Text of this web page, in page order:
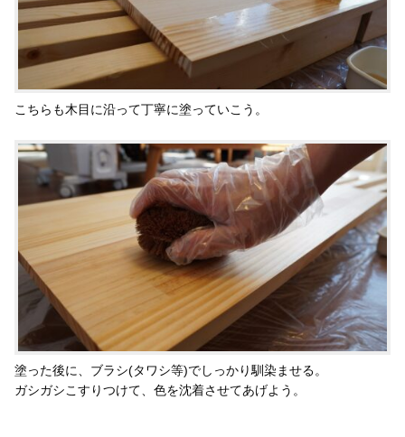
こちらも木目に沿って丁寧に塗っていこう。
塗った後に、ブラシ(タワシ等)でしっかり馴染ませる。
ガシガシこすりつけて、色を沈着させてあげよう。